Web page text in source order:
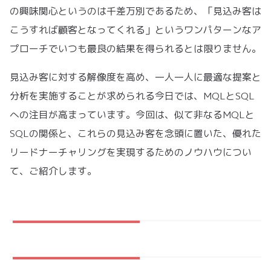
の興味関心というのは千差万別であるため、「見込み客は
こうすれば顧客となってくれる」というワンパターンなア
プローチでいつも最良の結果を得られるとは限りません。
見込み客に対する解像度を高め、一人一人に最適な提案と
分析を実施することが求められる今日では、MQLとSQL
への注目が高まっています。今回は、似て非なるMQLと
SQLの関係と、これらの見込み客を念頭に置いた、優れた
リードナーチャリングを実現するためのノウハウについ
て、ご紹介します。